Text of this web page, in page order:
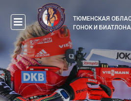
ТЮМЕНСКАЯ
ГОНОК И БИАТЛОНА